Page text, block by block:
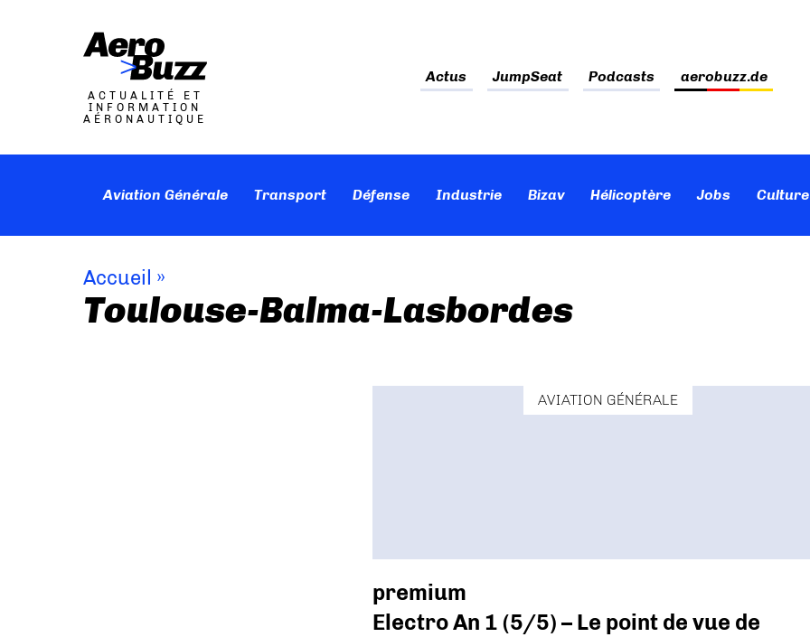
ACTUALITÉ ET
INFORMATION
AÉRONAUTIQUE
Actus JumpSeat Podcasts aerobuzz.de
Aviation Générale Transport Défense Industrie Bizav Hélicoptère Jobs
Accueil »
Toulouse-Balma-Lasbordes
AVIATION GÉNÉRALE
premium
Electro An 1 (5/5) – Le point de vue de